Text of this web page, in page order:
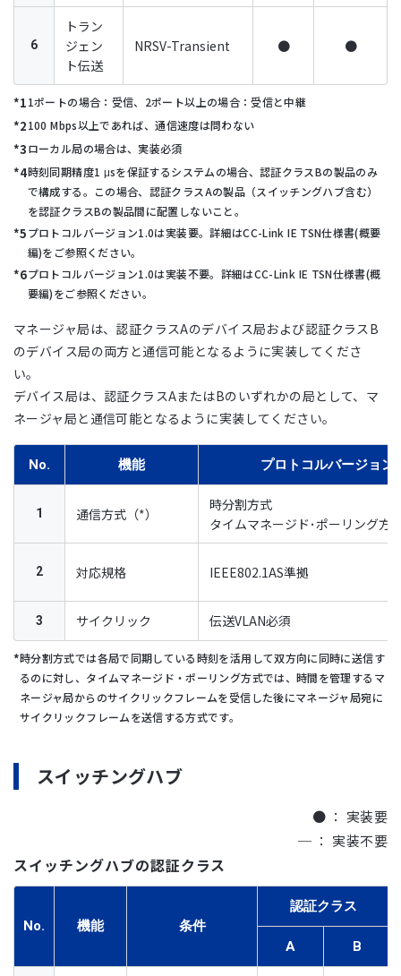
6
トラン
ジェン
ト伝送
NRSV-Transient ● ●
1ポートの場合：受信、2ポート以上の場合：受信と中継
100 Mbps以上であれば、通信速度は問わない
ローカル局の場合は、実装必須
時刻同期精度1 μsを保証するシステムの場合、認証クラスBの製品のみ
で構成する。この場合、認証クラスAの製品（スイッチングハブ含む）
を認証クラスBの製品間に配置しないこと。
プロトコルバージョン1.0は実装要。詳細はCC-Link IE TSN仕様書(概要
編)をご参照ください。
プロトコルバージョン1.0は実装不要。詳細はCC-Link IE TSN仕様書(概
要編)をご参照ください。
マネージャ局は、認証クラスAのデバイス局および認証クラスB
のデバイス局の両方と通信可能となるように実装してくださ
い。
デバイス局は、認証クラスAまたはBのいずれかの局として、マ
ネージャ局と通信可能となるように実装してください。
No. 機能 プロトコルバージョン
1 通信方式（*）
時分割方式
タイムマネージド･ポーリング方
2 対応規格 IEEE802.1AS準拠
3 サイクリック 伝送VLAN必須
時分割方式では各局で同期している時刻を活用して双方向に同時に送信す
るのに対し、タイムマネージド・ポーリング方式では、時間を管理するマ
ネージャ局からのサイクリックフレームを受信した後にマネージャ局宛に
サイクリックフレームを送信する方式です。
スイッチングハブ
● ： 実装要
─ ： 実装不要
スイッチングハブの認証クラス
No. 機能 条件
認証クラス
A B